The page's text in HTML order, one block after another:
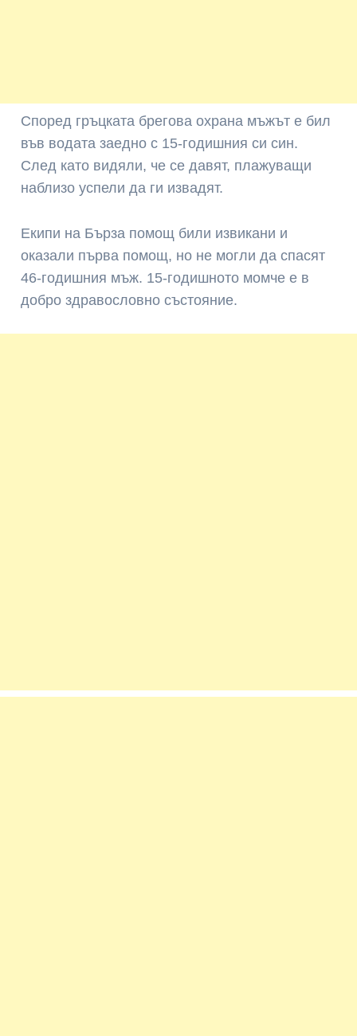
Според гръцката брегова охрана мъжът е бил
във водата заедно с 15-годишния си син.
След като видяли, че се давят, плажуващи
наблизо успели да ги извадят.
Екипи на Бърза помощ били извикани и
оказали първа помощ, но не могли да спасят
46-годишния мъж. 15-годишното момче е в
добро здравословно състояние.